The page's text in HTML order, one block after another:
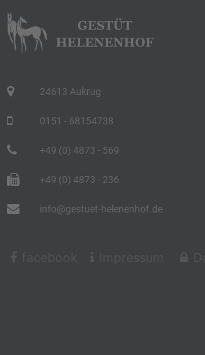
24613 Aukrug
0151 - 68154738
+49 (0) 4873 - 569
+49 (0) 4873 - 236
info@gestuet-helenenhof.de